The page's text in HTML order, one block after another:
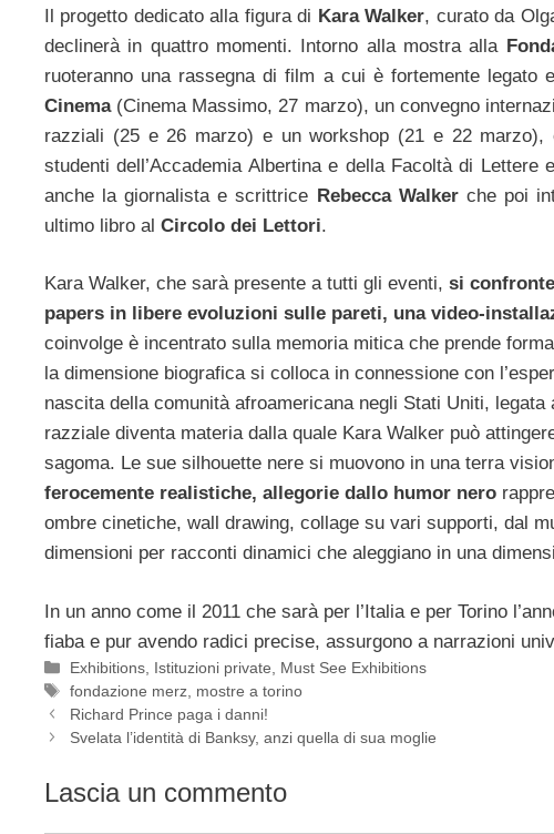
Il progetto dedicato alla figura di Kara Walker, curato da
declinerà in quattro momenti. Intorno alla mostra alla
ruoteranno una rassegna di film a cui è fortemente legato
Cinema (Cinema Massimo, 27 marzo), un convegno
razziali (25 e 26 marzo) e un workshop (21 e 22
studenti dell’Accademia Albertina e della Facoltà di
anche la giornalista e scrittrice Rebecca Walkerche poi
ultimo libro al Circolo dei Lettori.
Kara Walker, che sarà presente a tutti gli eventi, si
papers in libere evoluzioni sulle pareti, una video-
coinvolge è incentrato sulla memoria mitica che prende
la dimensione biografica si colloca in connessione con
nascita della comunità afroamericana negli Stati Uniti,
razziale diventa materia dalla quale Kara Walker può
sagoma. Le sue silhouette nere si muovono in una terra
ferocemente realistiche, allegorie dallo humor nero
ombre cinetiche, wall drawing, collage su vari supporti, dal
dimensioni per racconti dinamici che aleggiano in una
In un anno come il 2011 che sarà per l’Italia e per Torino
fiaba e pur avendo radici precise, assurgono a narrazioni
Categorie
Exhibitions Istituzioni private
Must See Exhibitions
Tag
fondazione merz mostre a torino
Richard Prince paga i danni!
Svelata l’identità di Banksy, anzi quella di sua moglie
Lascia un commento